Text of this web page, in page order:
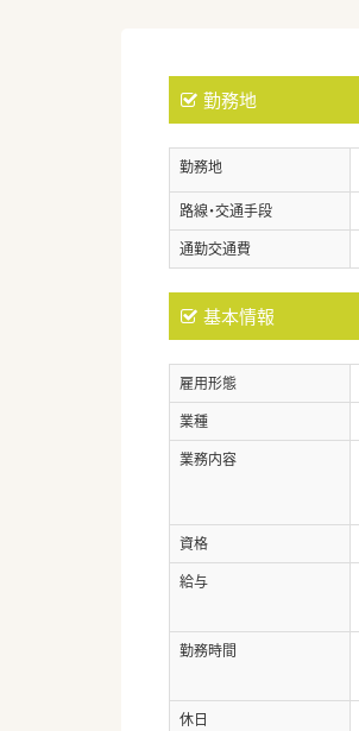
勤務地
勤務地
路線・交通手段
通勤交通費
基本情報
雇用形態
業種
業務内容
資格
給与
勤務時間
休日